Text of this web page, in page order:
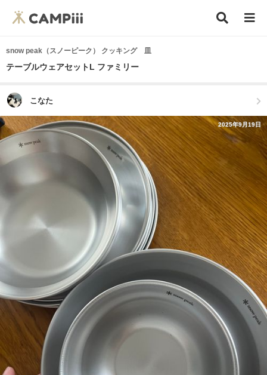
snow peak（スノーピーク） クッキング 皿
テーブルウェアセットL ファミリー
こなた
2025年9月19日